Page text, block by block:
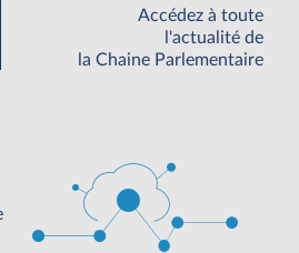
Accédez à toute
l'actualité de
la Chaine Parlementaire